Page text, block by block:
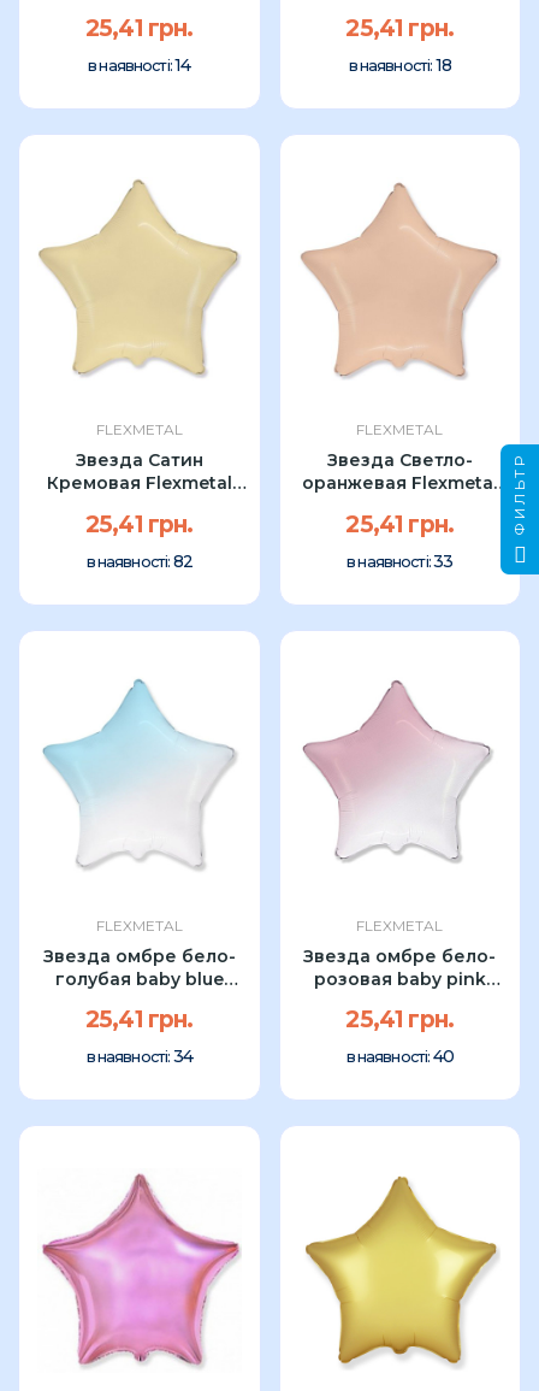
25,41 грн.
в наявності:14
25,41 грн.
в наявності: 18
FLEXMETAL
Звезда Сатин
Кремовая Flexmetal
25,41 грн.
в наявності: 82
FLEXMETAL
Звезда Светло-
оранжевая Flexmetal
25,41 грн.
в наявності:33
FLEXMETAL
Звезда омбре бело-
голубая baby blue
25,41 грн.
в наявності: 34
FLEXMETAL
Звезда омбре бело-
розовая baby pink
25,41 грн.
в наявності: 40
ФИЛЬТР